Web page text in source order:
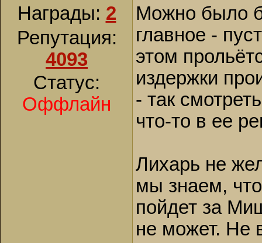
Награды: 2
Репутация:
4093
Статус:
Оффлайн
Можно было
главное -
этом
издержки
- так
что-то в ее
Лихарь не
мы знаем,
пойдет за
не может. Не